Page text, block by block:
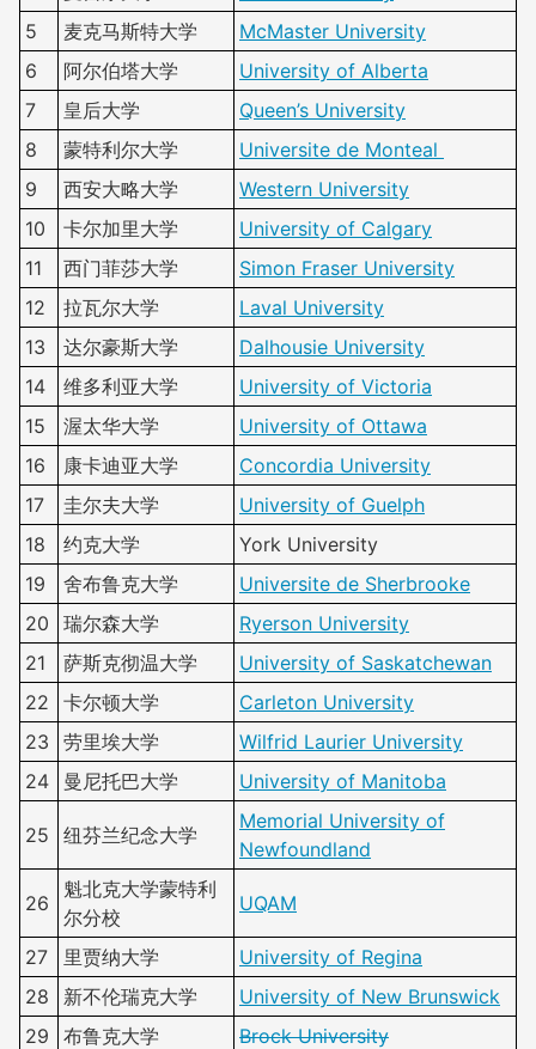
5
麦克马斯特大学
McMaster University
6
阿尔伯塔大学
University of Alberta
7
皇后大学
Queen’s University
8
蒙特利尔大学
Universite de Monteal
9
西安大略大学
Western University
10
卡尔加里大学
University of Calgary
11
西门菲莎大学
Simon Fraser University
12
拉瓦尔大学
Laval University
13
达尔豪斯大学
Dalhousie University
14
维多利亚大学
University of Victoria
15
渥太华大学
University of Ottawa
16
康卡迪亚大学
Concordia University
17
圭尔夫大学
University of Guelph
18
约克大学
York University
19
舍布鲁克大学
Universite de Sherbrooke
20
瑞尔森大学
Ryerson University
21
萨斯克彻温大学
University of Saskatchewan
22
卡尔顿大学
Carleton University
23
劳里埃大学
Wilfrid Laurier University
24
曼尼托巴大学 University of Manitoba
25 纽芬兰纪念大学
Memorial University of
Newfoundland
26
魁北克大学蒙特利
尔分校
UQAM
27 里贾纳大学
University of Regina
28
新不伦瑞克大学
University of New Brunswick
29
布鲁克大学
Brock University